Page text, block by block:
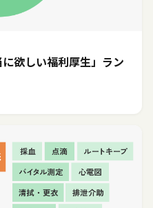
欲しい福利厚生」ラン